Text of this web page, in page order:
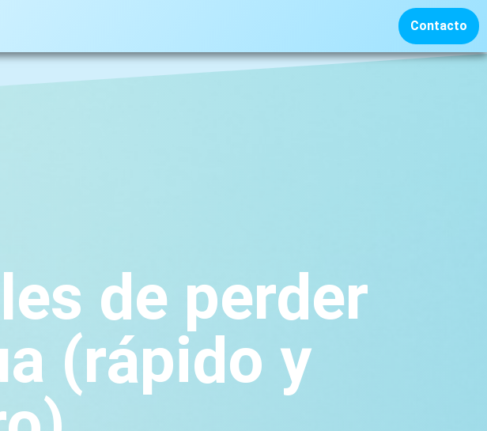
Contacto
de perder
(rápido y